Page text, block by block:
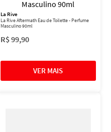
La Rive
La Rive Aftermath Eau de Toilette - Perfume
Masculino 90ml
R$99,90